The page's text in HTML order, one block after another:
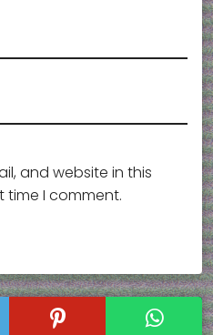
and website in this
time I comment.